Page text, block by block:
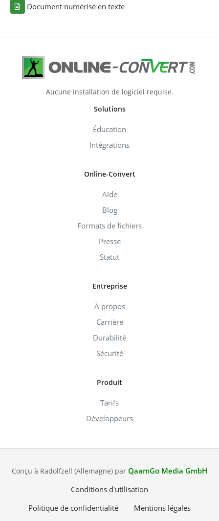
Document numérisé en texte
Aucune installation de logiciel requise.
Solutions
Éducation
Intégrations
Online-Convert
Aide
Blog
Formats de fichiers
Presse
Statut
Entreprise
À propos
Carrière
Durabilité
Sécurité
Produit
Tarifs
Développeurs
Conçu à Radolfzell (Allemagne) par QaamGo Media GmbH
Conditions d'utilisation
Politique de confidentialité
Mentions légales